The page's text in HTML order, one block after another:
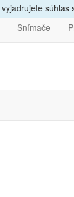
Snímače